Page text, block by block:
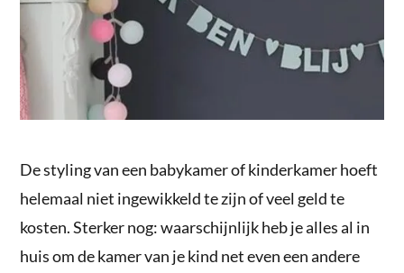
De styling van een babykamer of kinderkamer hoeft
helemaal niet ingewikkeld te zijn of veel geld te
kosten. Sterker nog: waarschijnlijk heb je alles al in
huis om de kamer van je kind net even een andere